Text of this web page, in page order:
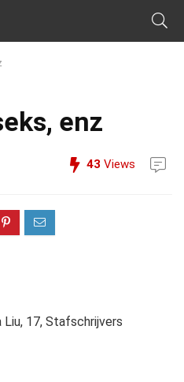
enz
43 Views
Liu, 17, Stafschrijvers